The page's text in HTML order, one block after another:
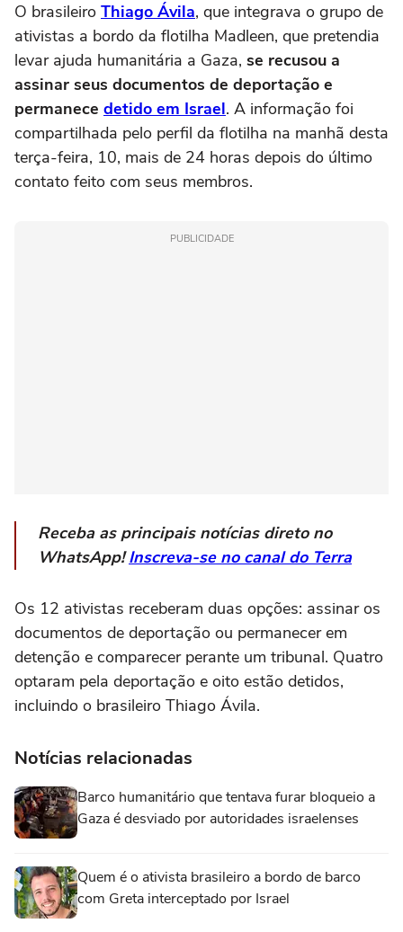
O brasileiro Thiago Ávila, que integrava o grupo de
ativistas a bordo da flotilha Madleen, que pretendia
levar ajuda humanitária a Gaza, se recusou a
assinar seus documentos de deportação e
permanece detido em Israel. A informação foi
compartilhada pelo perfil da flotilha na manhã desta
terça-feira, 10, mais de 24 horas depois do último
contato feito com seus membros.
PUBLICIDADE
Receba as principais notícias direto no
WhatsApp!Inscreva-se no canal do Terra
Os 12 ativistas receberam duas opções: assinar os
documentos de deportação ou permanecer em
detenção e comparecer perante um tribunal. Quatro
optaram pela deportação e oito estão detidos,
incluindo o brasileiro Thiago Ávila.
Notícias relacionadas
Barco humanitário que tentava furar bloqueio a
Gaza é desviado por autoridades israelenses
Quem é o ativista brasileiro a bordo de barco
com Greta interceptado por Israel